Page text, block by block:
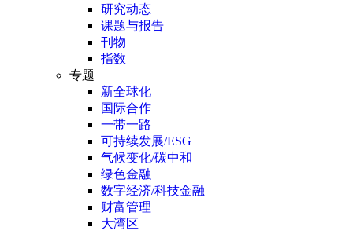
研究动态
课题与报告
刊物
指数
专题
新全球化
国际合作
一带一路
可持续发展/ESG
气候变化/碳中和
绿色金融
数字经济/科技金融
财富管理
大湾区